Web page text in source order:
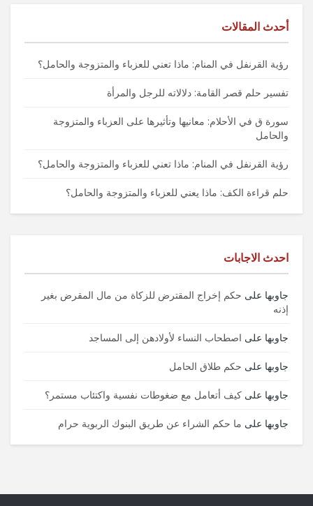
أحدث المقالات
رؤية القرنفل في المنام: ماذا تعني للعزباء والمتزوجة والحامل؟
تفسير حلم قصر القامة: دلالاته للرجل والمرأة
سورة ق في الأحلام: معانيها وتأثيرها على العزباء والمتزوجة
والحامل
رؤية القرنفل في المنام: ماذا تعني للعزباء والمتزوجة والحامل؟
حلم قراءة الكف: ماذا يعني للعزباء والمتزوجة والحامل؟
احدث الاجابات
جاوبها على حكم إخراج المقترض للزكاة من مال المقرض بغير
إذنه
جاوبها على اصطحاب النساء لأولادهن إلى المساجد
جاوبها على حكم طلاق الحامل
جاوبها على كيف أتعامل مع ضغوطات نفسية واكتئاب مستمر؟
جاوبها على ما حكم الشراء عن طريق البنوك الربوية حرام